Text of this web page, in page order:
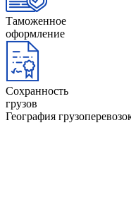
Таможенное
оформление
Сохранность
грузов
География